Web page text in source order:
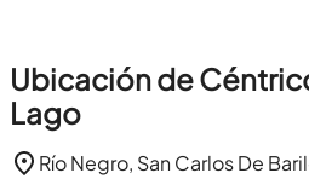
Ubicación de
Lago
Río Negro, San Carlos De